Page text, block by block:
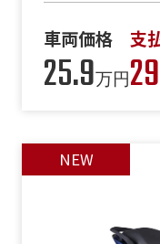
車両価格
25.9万円
支